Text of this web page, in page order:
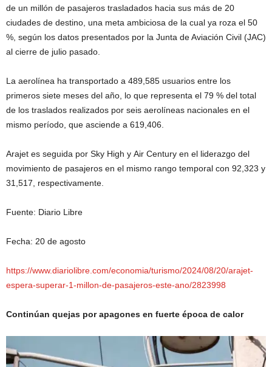
de un millón de pasajeros trasladados hacia sus más de 20
ciudades de destino, una meta ambiciosa de la cual ya roza el 50
%, según los datos presentados por la Junta de Aviación Civil (JAC)
al cierre de julio pasado.
La aerolínea ha transportado a 489,585 usuarios entre los
primeros siete meses del año, lo que representa el 79 % del total
de los traslados realizados por seis aerolíneas nacionales en el
mismo período, que asciende a 619,406.
Arajet es seguida por Sky High y Air Century en el liderazgo del
movimiento de pasajeros en el mismo rango temporal con 92,323 y
31,517, respectivamente.
Fuente: Diario Libre
Fecha: 20 de agosto
https://www.diariolibre.com/economia/turismo/2024/08/20/arajet-
espera-superar-1-millon-de-pasajeros-este-ano/2823998
Continúan quejas por apagones en fuerte época de calor